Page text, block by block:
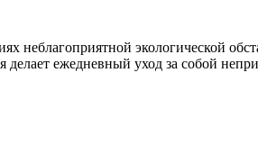
неблагоприятной экологической
делает ежедневный уход за собой